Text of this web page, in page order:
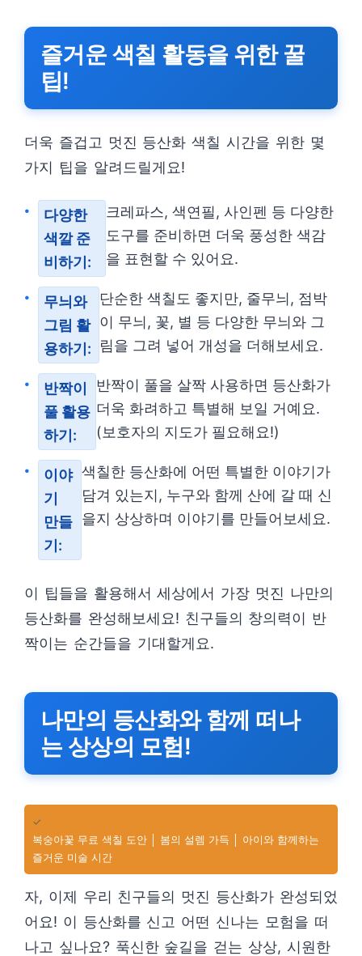
즐거운 색칠 활동을 위한 꿀
팁!
더욱 즐겁고 멋진 등산화 색칠 시간을 위한 몇
가지 팁을 알려드릴게요!
다양한
색깔 준
비하기:
크레파스, 색연필, 사인펜 등 다양한
도구를 준비하면 더욱 풍성한 색감
을 표현할 수 있어요.
무늬와
그림 활
용하기:
단순한 색칠도 좋지만, 줄무늬, 점박
이 무늬, 꽃, 별 등 다양한 무늬와 그
림을 그려 넣어 개성을 더해보세요.
반짝이
풀 활용
하기:
반짝이 풀을 살짝 사용하면 등산화가
더욱 화려하고 특별해 보일 거예요.
(보호자의 지도가 필요해요!)
이야
기
만들
기:
색칠한 등산화에 어떤 특별한 이야기가
담겨 있는지, 누구와 함께 산에 갈 때 신
을지 상상하며 이야기를 만들어보세요.
이 팁들을 활용해서 세상에서 가장 멋진 나만의
등산화를 완성해보세요! 친구들의 창의력이 반
짝이는 순간들을 기대할게요.
나만의 등산화와 함께 떠나
는 상상의 모험!
✓
복숭아꽃 무료 색칠 도안 │ 봄의 설렘 가득 │ 아이와 함께하는
즐거운 미술 시간
자, 이제 우리 친구들의 멋진 등산화가 완성되었
어요! 이 등산화를 신고 어떤 신나는 모험을 떠
나고 싶나요? 푹신한 숲길을 걷는 상상, 시원한